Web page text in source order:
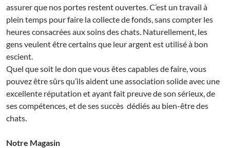
assurer que nos portes restent ouvertes. C’est un travail à
plein temps pour faire la collecte de fonds, sans compter les
heures consacrées aux soins des chats. Naturellement, les
gens veulent être certains que leur argent est utilisé à bon
escient.
Quel que soit le don que vous êtes capables de faire, vous
pouvez être sûrs qu’ils aident une association solide avec une
excellente réputation et ayant fait preuve de son sérieux, de
ses compétences, et de ses succès dédiés au bien-être des
chats.
Notre Magasin